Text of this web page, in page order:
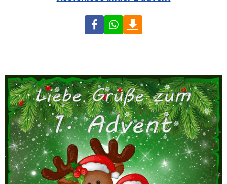
FacebookWhatsApp